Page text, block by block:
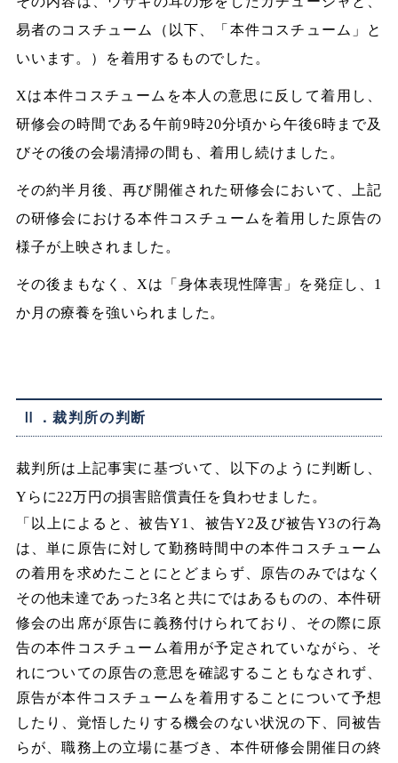
易者のコスチューム（以下、「本件コスチューム」と
いいます。）を着用するものでした。
Xは本件コスチュームを本人の意思に反して着用し、
研修会の時間である午前9時20分頃から午後6時まで及
びその後の会場清掃の間も、着用し続けました。
その約半月後、再び開催された研修会において、上記
の研修会における本件コスチュームを着用した原告の
様子が上映されました。
その後まもなく、Xは「身体表現性障害」を発症し、1
か月の療養を強いられました。
Ⅱ．裁判所の判断
裁判所は上記事実に基づいて、以下のように判断し、
Yらに22万円の損害賠償責任を負わせました。
「以上によると、被告Y1、被告Y2及び被告Y3の行為
は、単に原告に対して勤務時間中の本件コスチューム
の着用を求めたことにとどまらず、原告のみではなく
その他未達であった3名と共にではあるものの、本件研
修会の出席が原告に義務付けられており、その際に原
告の本件コスチューム着用が予定されていながら、そ
れについての原告の意思を確認することもなされず、
原告が本件コスチュームを着用することについて予想
したり、覚悟したりする機会のない状況の下、同被告
らが、職務上の立場に基づき、本件研修会開催日の終